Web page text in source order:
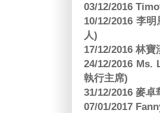
03/12/2016
10/12/2016 李
人)
17/12/2016 林
24/12/2016
執行主席)
31/12/2016 麥
07/01/2017